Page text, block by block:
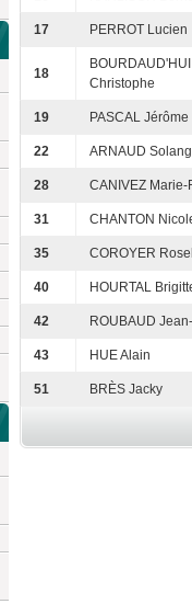
17 PERROT Lucien
18
BOURDAUD'HUI
Christophe
19 PASCAL Jérôme
22 ARNAUD
28 CANIVEZ Marie-
31 CHANTON
35 COROYER
40 HOURTAL
42 ROUBAUD
43 HUE Alain
51 BRÈS Jacky